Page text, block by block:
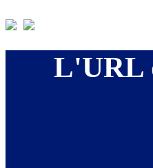
L'URL